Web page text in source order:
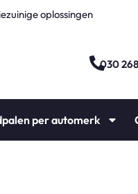
oplossingen
030
per automerk